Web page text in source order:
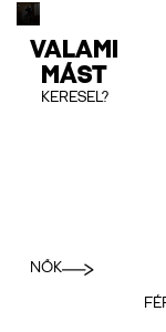
VALAMI
MÁST
KERESEL?
NŐK